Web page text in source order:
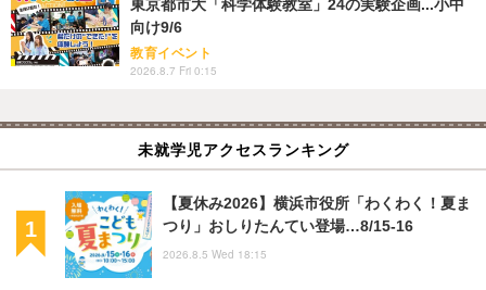
東京都市大「科学体験教室」24の実験企画...小中
向け9/6
教育イベント
2026.8.7 Fri 0:15
未就学児アクセスランキング
【夏休み2026】横浜市役所「わくわく！夏ま
つり」おしりたんてい登場…8/15-16
2026.8.5 Wed 18:15